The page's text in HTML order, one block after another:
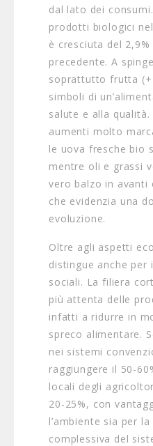
dal lato dei
prodotti biologici
è cresciuta del
precedente. A
soprattutto frutta
simboli di
salute e alla qualità.
aumenti molto
le uova fresche bio
mentre oli e grassi
vero balzo in avanti
che evidenzia una
evoluzione.
Oltre agli aspetti
distingue anche per
sociali. La filiera
più attenta delle
infatti a ridurre in
spreco alimentare.
nei sistemi
raggiungere il 50-
locali degli
20-25%, con
l’ambiente sia per
complessiva del